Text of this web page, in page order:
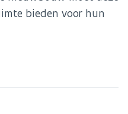
bieden voor hun